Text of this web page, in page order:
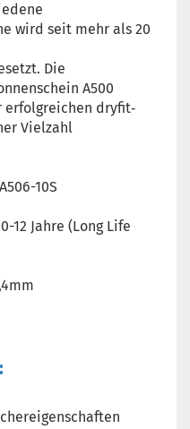
wird seit mehr als 20
Die
A500
dryfit‐
Vielzahl
10S
12 Jahre (Long Life